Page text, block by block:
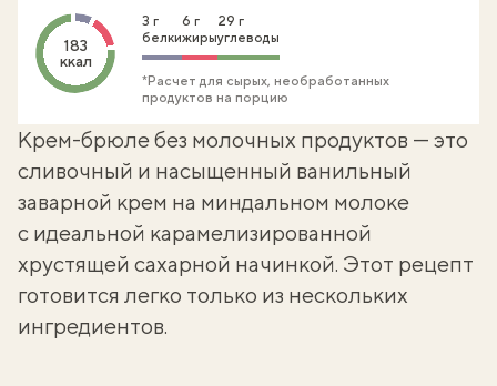
183
ккал
3 г
белки
6 г
жиры
29 г
углеводы
*Расчет для сырых, необработанных
продуктов на порцию
Крем-брюле без молочных продуктов — это
сливочный и насыщенный ванильный
заварной крем на миндальном молоке
с идеальной карамелизированной
хрустящей сахарной начинкой. Этот рецепт
готовится легко только из нескольких
ингредиентов.